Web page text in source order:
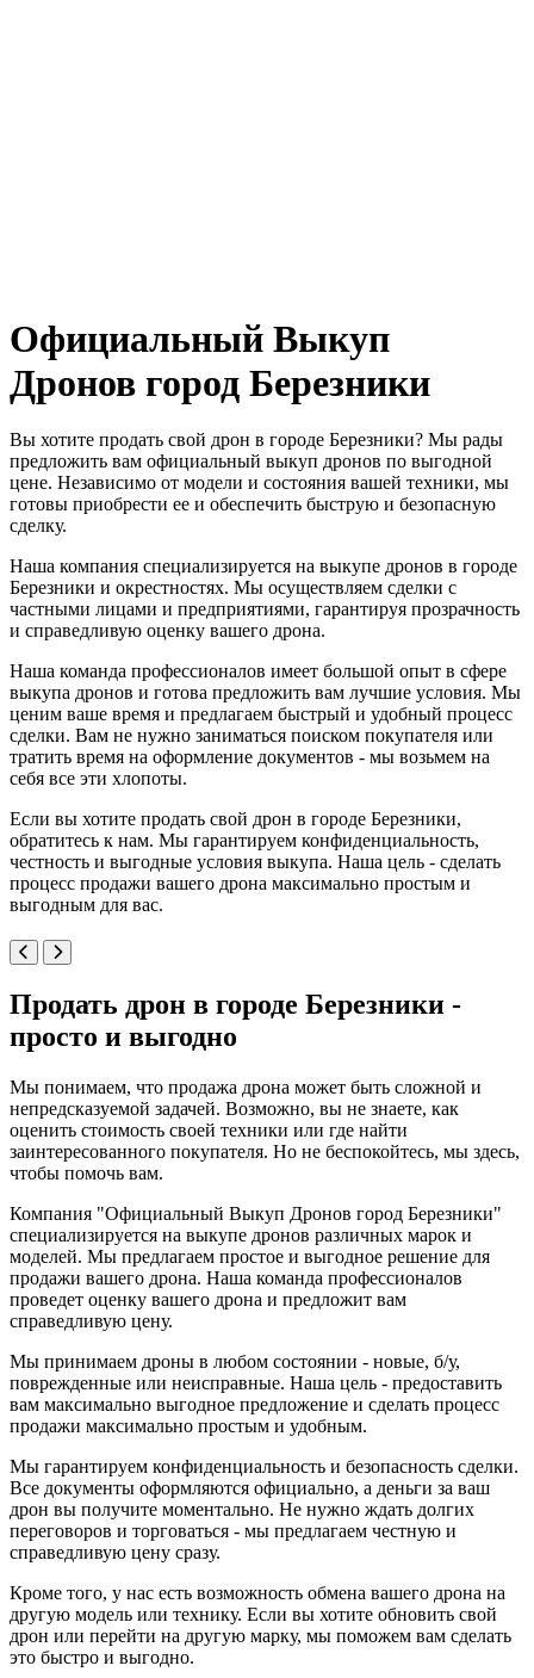
Официальный Выкуп
Дронов город Березники
Вы хотите продать свой дрон в городе Березники? Мы рады
предложить вам официальный выкуп дронов по выгодной
цене. Независимо от модели и состояния вашей техники, мы
готовы приобрести ее и обеспечить быструю и безопасную
сделку.
Наша компания специализируется на выкупе дронов в городе
Березники и окрестностях. Мы осуществляем сделки с
частными лицами и предприятиями, гарантируя прозрачность
и справедливую оценку вашего дрона.
Наша команда профессионалов имеет большой опыт в сфере
выкупа дронов и готова предложить вам лучшие условия. Мы
ценим ваше время и предлагаем быстрый и удобный процесс
сделки. Вам не нужно заниматься поиском покупателя или
тратить время на оформление документов - мы возьмем на
себя все эти хлопоты.
Если вы хотите продать свой дрон в городе Березники,
обратитесь к нам. Мы гарантируем конфиденциальность,
честность и выгодные условия выкупа. Наша цель - сделать
процесс продажи вашего дрона максимально простым и
выгодным для вас.
Продать дрон в городе Березники -
просто и выгодно
Мы понимаем, что продажа дрона может быть сложной и
непредсказуемой задачей. Возможно, вы не знаете, как
оценить стоимость своей техники или где найти
заинтересованного покупателя. Но не беспокойтесь, мы здесь,
чтобы помочь вам.
Компания "Официальный Выкуп Дронов город Березники"
специализируется на выкупе дронов различных марок и
моделей. Мы предлагаем простое и выгодное решение для
продажи вашего дрона. Наша команда профессионалов
проведет оценку вашего дрона и предложит вам
справедливую цену.
Мы принимаем дроны в любом состоянии - новые, б/у,
поврежденные или неисправные. Наша цель - предоставить
вам максимально выгодное предложение и сделать процесс
продажи максимально простым и удобным.
Мы гарантируем конфиденциальность и безопасность сделки.
Все документы оформляются официально, а деньги за ваш
дрон вы получите моментально. Не нужно ждать долгих
переговоров и торговаться - мы предлагаем честную и
справедливую цену сразу.
Кроме того, у нас есть возможность обмена вашего дрона на
другую модель или технику. Если вы хотите обновить свой
дрон или перейти на другую марку, мы поможем вам сделать
это быстро и выгодно.